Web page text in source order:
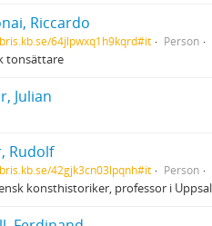
Riccardo
64jlpwxq1h9kqrd#it Person
tonsättare
Julian
Rudolf
42gjk3cn03lpqnh#it Person
konsthistoriker, professor i